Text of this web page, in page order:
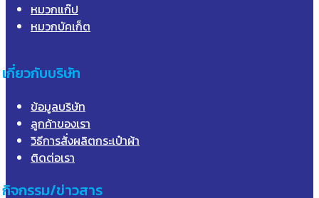
หมวกแก๊ป
หมวกบัคเก็ต
เกี่ยวกับบริษัท
ข้อมูลบริษัท
ลูกค้าของเรา
วิธีการสั่งผลิตกระเป๋าผ้า
ติดต่อเรา
กิจกรรม/ข่าวสาร